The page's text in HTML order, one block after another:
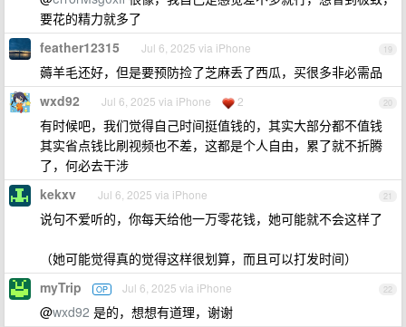
要花的精力就多了
19
feather12315 Jul 6, 2025 via iPhone
薅羊毛还好，但是要预防捡了芝麻丢了西瓜，买很多非必需品
20
wxd92 Jul 6, 2025 via iPhone 2
有时候吧，我们觉得自己时间挺值钱的，其实大部分都不值钱
其实省点钱比刷视频也不差，这都是个人自由，累了就不折腾
了，何必去干涉
21
kekxv Jul 6, 2025 via iPhone
说句不爱听的，你每天给他一万零花钱，她可能就不会这样了
（她可能觉得真的觉得这样很划算，而且可以打发时间）
22
myTrip OP Jul 6, 2025 via iPhone
@wxd92 是的，想想有道理，谢谢